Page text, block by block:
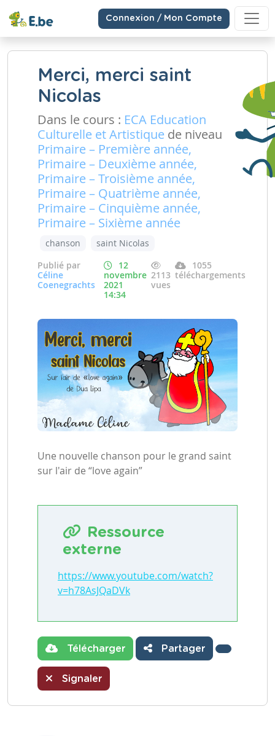
Connexion / Mon Compte
Merci, merci saint
Nicolas
Dans le cours : ECA Education
Culturelle et Artistique de niveau
Primaire – Première année,
Primaire – Deuxième année,
Primaire – Troisième année,
Primaire – Quatrième année,
Primaire – Cinquième année,
Primaire – Sixième année
chanson
saint Nicolas
Publié par
Céline
Coenegrachts
12
novembre
2021
14:34
2113
vues
1055
téléchargements
Une nouvelle chanson pour le grand saint
sur l'air de “love again”
Ressource
externe
https://www.youtube.com/watch?
v=h78AsJQaDVk
Télécharger Partager
Signaler